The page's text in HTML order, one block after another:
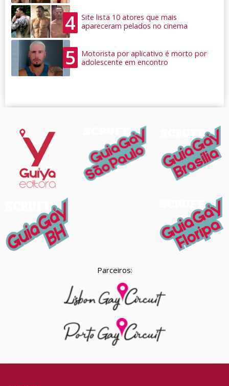
4
Site lista 10 atores que mais
apareceram pelados no cinema
5
Motorista por aplicativo é morto por
adolescente em encontro
Parceiros: